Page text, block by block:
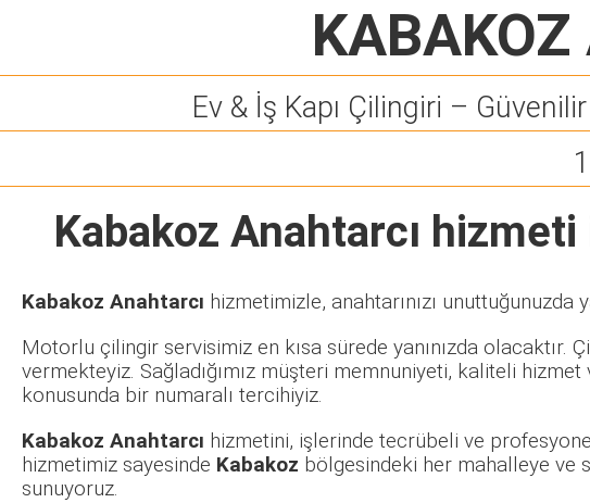
Ev & İş Kapı Çilingiri –
Kabakoz Anahtarcı
Kabakoz Anahtarcı hizmetimizle, anahtarınızı unuttuğunuzda
Motorlu çilingir servisimiz en kısa sürede yanınızda olacaktır.
vermekteyiz. Sağladığımız müşteri memnuniyeti, kaliteli
konusunda bir numaralı tercihiyiz.
Kabakoz Anahtarcı hizmetini, işlerinde tecrübeli ve
hizmetimiz sayesinde Kabakoz bölgesindeki her mahalleye ve
sunuyoruz.